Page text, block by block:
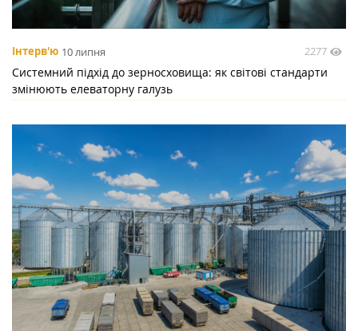
Інтерв'ю 10 липня 2277
Системний підхід до зерносховища: як світові стандарти
змінюють елеваторну галузь